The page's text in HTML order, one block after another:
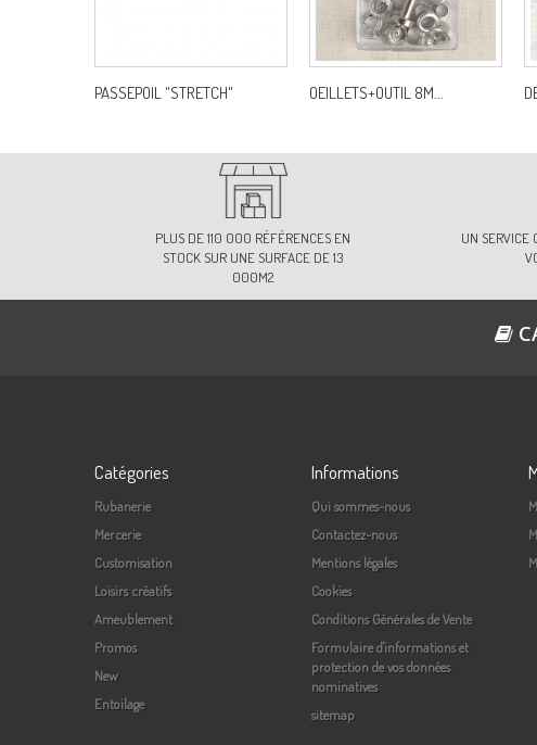
PASSEPOIL "STRETCH" OEILLETS+OUTIL 8M...
PLUS DE 110 000 RÉFÉRENCES EN
STOCK SUR UNE SURFACE DE 13
000M2
UN SERVICE
Catégories
Rubanerie
Mercerie
Customisation
Loisirs créatifs
Ameublement
Promos
New
Entoilage
Informations
Qui sommes-nous
Contactez-nous
Mentions légales
Cookies
Conditions Générales de Vente
Formulaire d'informations et
protection de vos données
nominatives
sitemap